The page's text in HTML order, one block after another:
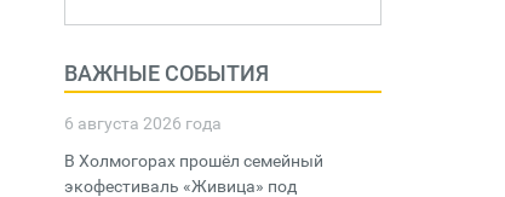
ВАЖНЫЕ СОБЫТИЯ
6 августа 2026 года
В Холмогорах прошёл семейный
экофестиваль «Живица» под